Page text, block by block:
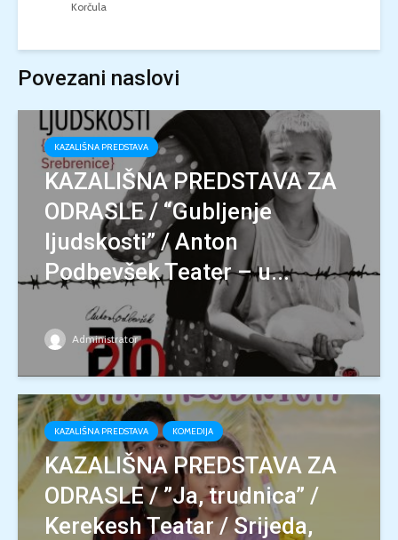
Korčula
Povezani naslovi
KAZALIŠNA PREDSTAVA
KAZALIŠNA PREDSTAVA ZA
ODRASLE / “Gubljenje
ljudskosti” / Anton
Podbevšek Teater – u...
Administrator
KAZALIŠNA PREDSTAVA KOMEDIJA
KAZALIŠNA PREDSTAVA ZA
ODRASLE / ”Ja, trudnica” /
Kerekesh Teatar / Srijeda,